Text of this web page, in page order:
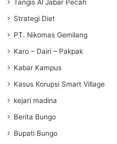
Tangis Al Jabar Pecah
Strategi Diet
PT. Nikomas Gemilang
Karo – Dairi – Pakpak
Kabar Kampus
Kasus Korupsi Smart Village
kejari madina
Berita Bungo
Bupati Bungo